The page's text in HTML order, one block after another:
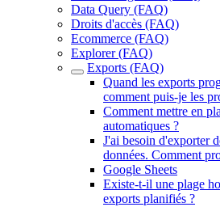
Data Query (FAQ)
Droits d'accès (FAQ)
Ecommerce (FAQ)
Explorer (FAQ)
Exports (FAQ)
Quand les exports
comment puis-je les
Comment mettre en
automatiques ?
J'ai besoin d'exporter
données. Comment
Google Sheets
Existe-t-il une plage
exports planifiés ?